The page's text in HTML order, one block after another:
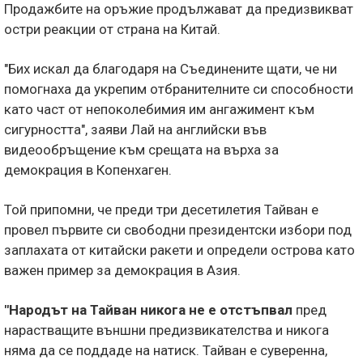
Продажбите на оръжие продължават да предизвикват
остри реакции от страна на Китай.
"Бих искал да благодаря на Съединените щати, че ни
помогнаха да укрепим отбранителните си способности
като част от непоколебимия им ангажимент към
сигурността", заяви Лай на английски във
видеообръщение към срещата на върха за
демокрация в Копенхаген.
Той припомни, че преди три десетилетия Тайван е
провел първите си свободни президентски избори под
заплахата от китайски ракети и определи острова като
важен пример за демокрация в Азия.
"Народът на Тайван никога не е отстъпвал пред
нарастващите външни предизвикателства и никога
няма да се поддаде на натиск. Тайван е суверенна,